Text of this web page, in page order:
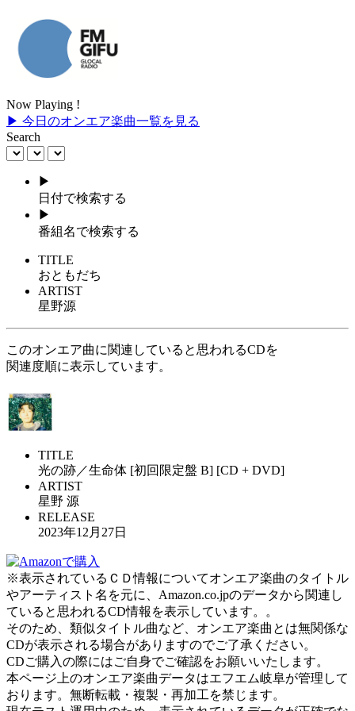
Now Playing !
▶ 今日のオンエア楽曲一覧を見る
Search
▶
日付で検索する
▶
番組名で検索する
TITLE
おともだち
ARTIST
星野源
このオンエア曲に関連していると思われるCDを
関連度順に表示しています。
TITLE
光の跡／生命体 [初回限定盤 B] [CD + DVD]
ARTIST
星野 源
RELEASE
2023年12月27日
※表示されているＣＤ情報についてオンエア楽曲のタイトル
やアーティスト名を元に、Amazon.co.jpのデータから関連し
ていると思われるCD情報を表示しています。。
そのため、類似タイトル曲など、オンエア楽曲とは無関係な
CDが表示される場合がありますのでご了承ください。
CDご購入の際にはご自身でご確認をお願いいたします。
本ページ上のオンエア楽曲データはエフエム岐阜が管理して
おります。無断転載・複製・再加工を禁じます。